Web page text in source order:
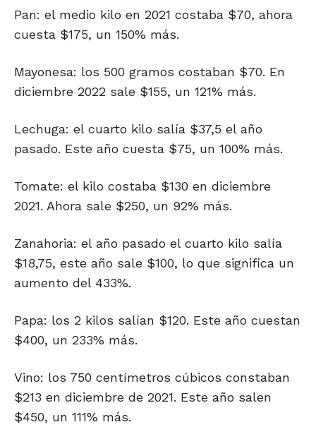
Pan: el medio kilo en 2021 costaba $70, ahora
cuesta $175, un 150% más.
Mayonesa: los 500 gramos costaban $70. En
diciembre 2022 sale $155, un 121% más.
Lechuga: el cuarto kilo salía $37,5 el año
pasado. Este año cuesta $75, un 100% más.
Tomate: el kilo costaba $130 en diciembre
2021. Ahora sale $250, un 92% más.
Zanahoria: el año pasado el cuarto kilo salía
$18,75, este año sale $100, lo que significa un
aumento del 433%.
Papa: los 2 kilos salían $120. Este año cuestan
$400, un 233% más.
Vino: los 750 centímetros cúbicos constaban
$213 en diciembre de 2021. Este año salen
$450, un 111% más.